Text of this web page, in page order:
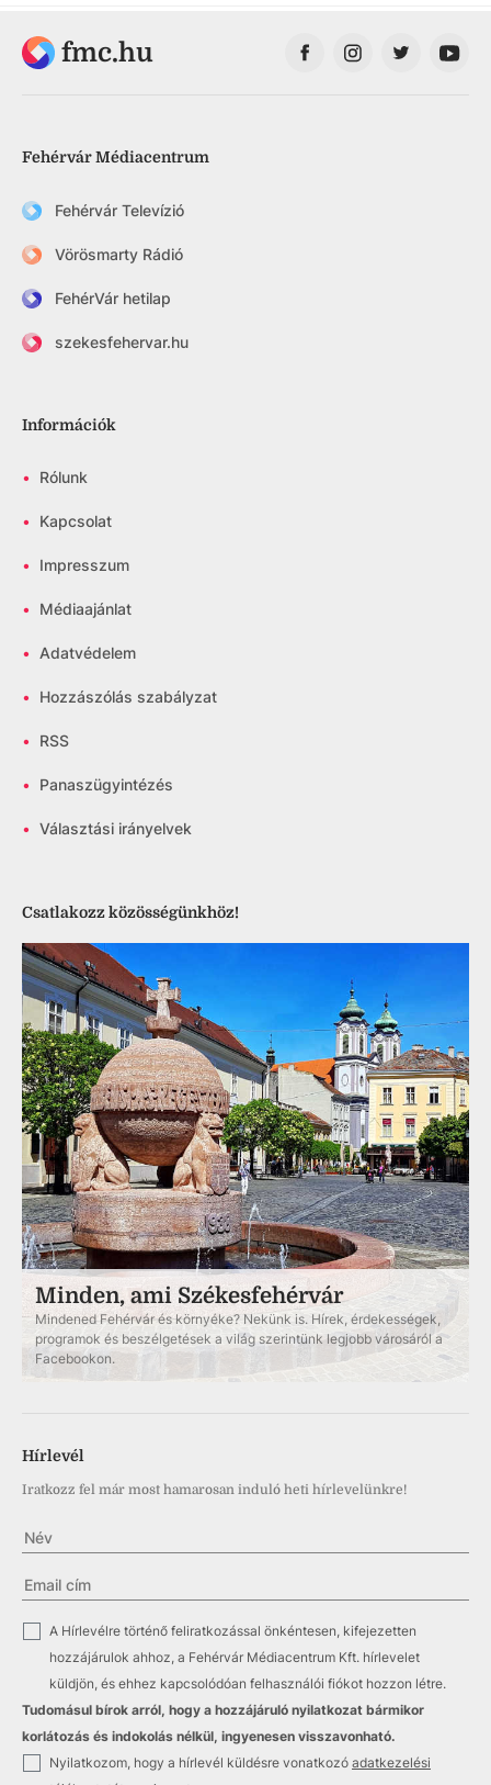
fmc.hu
Fehérvár Médiacentrum
Fehérvár Televízió
Vörösmarty Rádió
FehérVár hetilap
szekesfehervar.hu
Információk
• Rólunk
• Kapcsolat
• Impresszum
• Médiaajánlat
• Adatvédelem
• Hozzászólás szabályzat
• RSS
• Panaszügyintézés
• Választási irányelvek
Csatlakozz közösségünkhöz!
Minden, ami Székesfehérvár
Mindened Fehérvár és környéke? Nekünk is. Hírek, érdekességek,
programok és beszélgetések a világ szerintünk legjobb városáról a
Facebookon.
Hírlevél
Iratkozz fel már most hamarosan induló heti hírlevelünkre!
A Hírlevélre történő feliratkozással önkéntesen, kifejezetten
hozzájárulok ahhoz, a Fehérvár Médiacentrum Kft. hírlevelet
küldjön, és ehhez kapcsolódóan felhasználói fiókot hozzon létre.
Tudomásul bírok arról, hogy a hozzájáruló nyilatkozat bármikor
korlátozás és indokolás nélkül, ingyenesen visszavonható.
Nyilatkozom, hogy a hírlevél küldésre vonatkozó adatkezelési